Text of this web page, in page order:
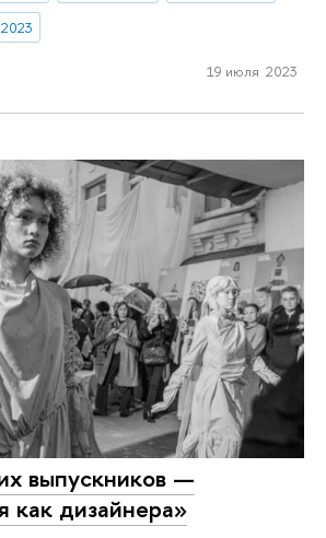
19 июля 2023
выпускников —
как дизайнера»